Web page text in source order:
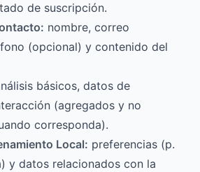
de suscripción.
nombre, correo
(opcional) y contenido del
básicos, datos de
(agregados y no
corresponda).
Local: preferencias (p.
y datos relacionados con la